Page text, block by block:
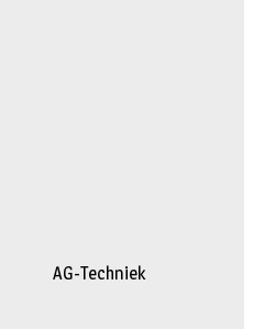
AG-Techniek